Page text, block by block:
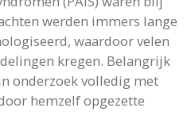
werden immers lange
waardoor velen
kregen. Belangrijk
onderzoek volledig met
hemzelf opgezette